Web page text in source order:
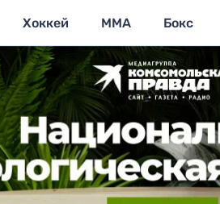
Хоккей MMA Бокс